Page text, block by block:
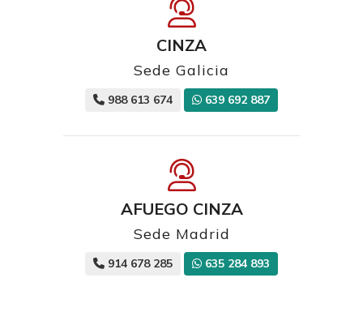
CINZA
Sede Galicia
988 613 674 639 692 887
AFUEGO CINZA
Sede Madrid
914 678 285 635 284 893